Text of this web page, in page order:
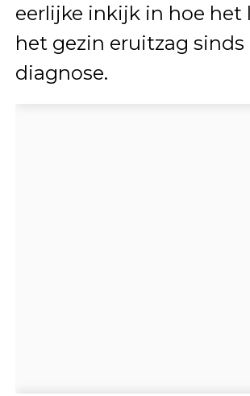
eerlijke inkijk in hoe het
het gezin eruitzag sinds
diagnose.